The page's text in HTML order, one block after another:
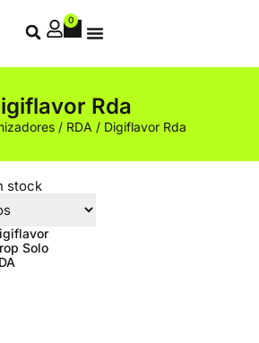
0
Rda
/ RDA / Digiflavor Rda
stock
Solo